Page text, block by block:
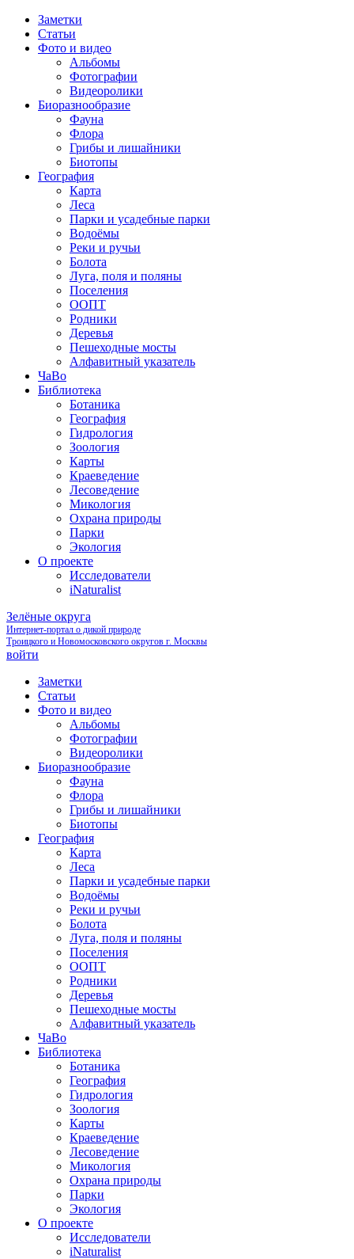
Заметки
Статьи
Фото и видео
Альбомы
Фотографии
Видеоролики
Биоразнообразие
Фауна
Флора
Грибы и лишайники
Биотопы
География
Карта
Леса
Парки и усадебные парки
Водоёмы
Реки и ручьи
Болота
Луга, поля и поляны
Поселения
ООПТ
Родники
Деревья
Пешеходные мосты
Алфавитный указатель
ЧаВо
Библиотека
Ботаника
География
Гидрология
Зоология
Карты
Краеведение
Лесоведение
Микология
Охрана природы
Парки
Экология
О проекте
Исследователи
iNaturalist
Зелёные округа
Интернет-портал о дикой природе
Троицкого и Новомосковского округов г. Москвы
войти
Заметки
Статьи
Фото и видео
Альбомы
Фотографии
Видеоролики
Биоразнообразие
Фауна
Флора
Грибы и лишайники
Биотопы
География
Карта
Леса
Парки и усадебные парки
Водоёмы
Реки и ручьи
Болота
Луга, поля и поляны
Поселения
ООПТ
Родники
Деревья
Пешеходные мосты
Алфавитный указатель
ЧаВо
Библиотека
Ботаника
География
Гидрология
Зоология
Карты
Краеведение
Лесоведение
Микология
Охрана природы
Парки
Экология
О проекте
Исследователи
iNaturalist